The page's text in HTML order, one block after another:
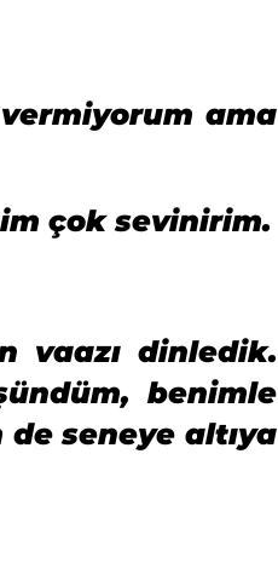
ama
çok sevinirim.
vaazı dinledik.
benimle
de seneye altıya